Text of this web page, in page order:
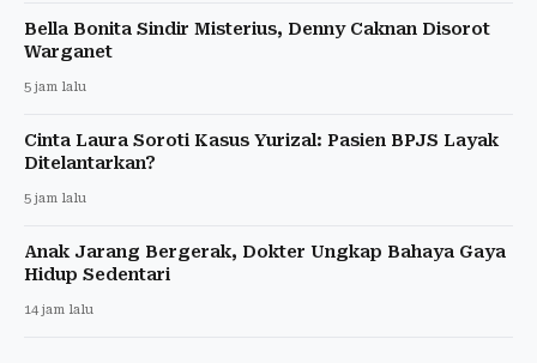
Bella Bonita Sindir Misterius, Denny Caknan Disorot
Warganet
5 jam lalu
Cinta Laura Soroti Kasus Yurizal: Pasien BPJS Layak
Ditelantarkan?
5 jam lalu
Anak Jarang Bergerak, Dokter Ungkap Bahaya Gaya
Hidup Sedentari
14 jam lalu